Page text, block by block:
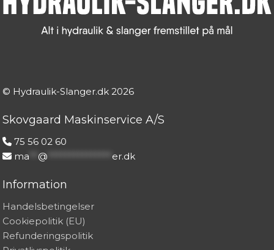
© Hydraulik-Slanger.dk2026
Skovgaard Maskinservice A/S
75 56 02 60
ma
@ er.dk
Information
Handelsbetingelser
Cookiepolitik (EU)
Refunderingspolitik